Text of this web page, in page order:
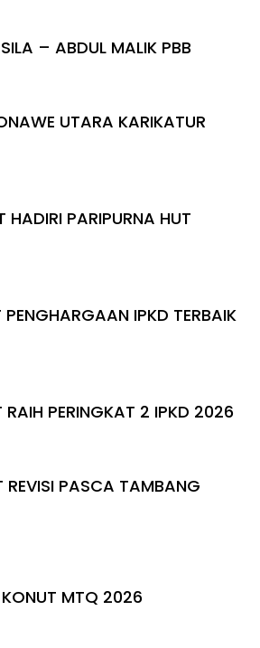
– ABDUL MALIK PBB
UTARA KARIKATUR
HADIRI PARIPURNA HUT
IPKD TERBAIK
RAIH PERINGKAT 2 IPKD 2026
REVISI PASCA TAMBANG
MTQ 2026